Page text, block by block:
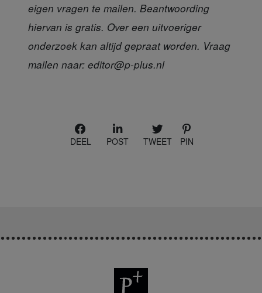
eigen vragen te mailen. Beantwoording
hiervan is gratis. Over een uitvoeriger
onderzoek kan altijd gepraat worden. Vraag
mailen naar: editor@p-plus.nl
DEEL POST TWEET PIN